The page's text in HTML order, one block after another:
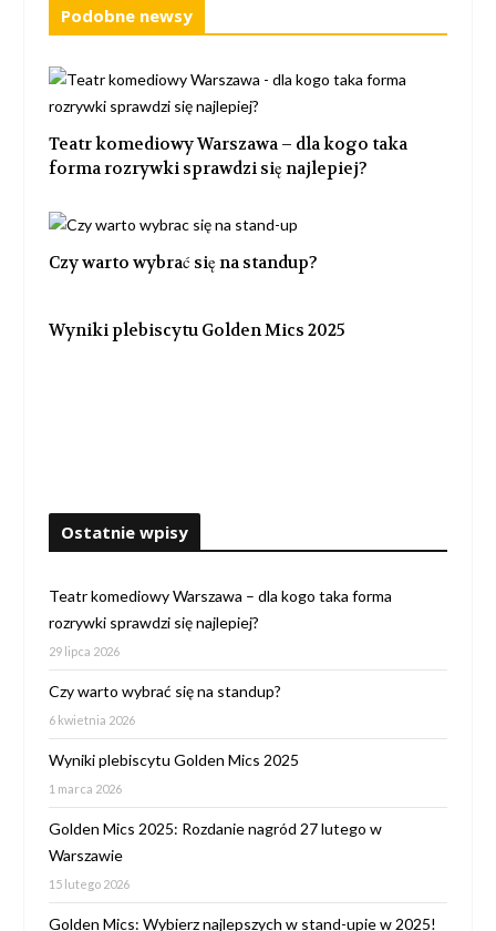
Podobne newsy
Teatr komediowy Warszawa – dla kogo taka
forma rozrywki sprawdzi się najlepiej?
Czy warto wybrać się na standup?
Wyniki plebiscytu Golden Mics 2025
Ostatnie wpisy
Teatr komediowy Warszawa – dla kogo taka forma
rozrywki sprawdzi się najlepiej?
29 lipca 2026
Czy warto wybrać się na standup?
6 kwietnia 2026
Wyniki plebiscytu Golden Mics 2025
1 marca 2026
Golden Mics 2025: Rozdanie nagród 27 lutego w
Warszawie
15 lutego 2026
Golden Mics: Wybierz najlepszych w stand-upie w 2025!